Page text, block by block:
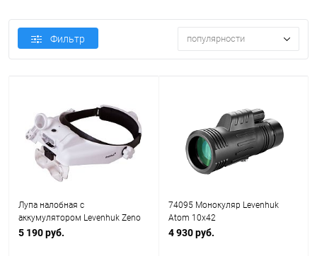
Фильтр популярности
Лупа налобная с
аккумулятором Levenhuk Zeno
Vizor HR6
5 190 руб.
74095 Монокуляр Levenhuk
Atom 10x42
4 930 руб.